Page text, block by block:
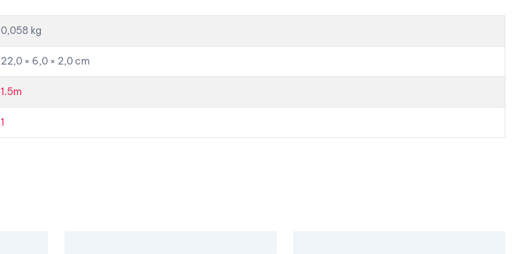
0,058 kg
22,0 × 6,0 × 2,0 cm
1.5m
1